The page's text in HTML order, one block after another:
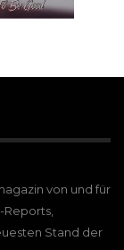
von und für
Stand der